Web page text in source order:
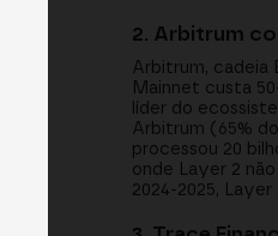
2. Arbitrum
Arbitrum, cadeia
Mainnet custa
líder do
Arbitrum (65%
processou 20
onde Layer 2
2024-2025,